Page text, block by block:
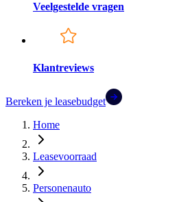
Veelgestelde vragen
Klantreviews
Bereken je leasebudget
Home
Leasevoorraad
Personenauto